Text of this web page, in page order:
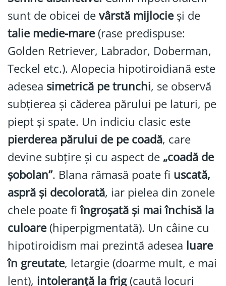
sunt de obicei devârstă mijlocieși de
talie medie-mare(rase predispuse:
Golden Retriever, Labrador, Doberman,
Teckel etc.). Alopecia hipotiroidiană este
adesea simetrică pe trunchi, se observă
subțierea și căderea părului pe laturi, pe
piept și spate. Un indiciu clasic este
pierderea părului de pe coadă, care
devine subțire și cu aspect de „coadă de
șobolan”. Blana rămasă poate fi uscată,
aspră și decolorată, iar pielea din zonele
chele poate fiîngroșată și mai închisă la
culoare(hiperpigmentată). Un câine cu
hipotiroidism mai prezintă adesea luare
în greutate, letargie (doarme mult, e mai
lent), intoleranță la frig(caută locuri